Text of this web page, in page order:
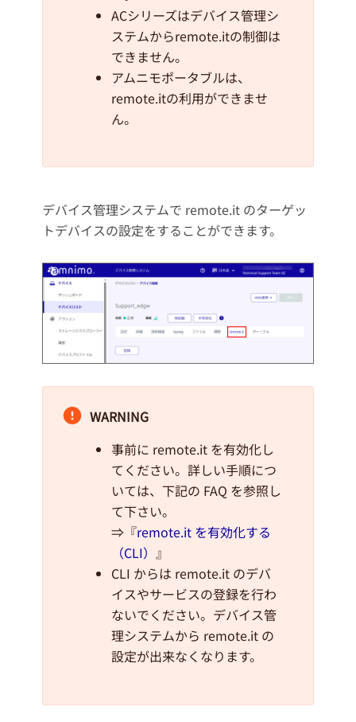
ACシリーズはデバイス管理シ
ステムからremote.itの制御は
できません。
アムニモポータブルは、
remote.itの利用ができませ
ん。
デバイス管理システムで remote.it のターゲッ
トデバイスの設定をすることができます。
WARNING
事前に remote.it を有効化し
てください。詳しい手順につ
いては、下記の FAQ を参照し
て下さい。
⇒『remote.it を有効化する
（CLI） 』
CLI からは remote.it のデバ
イスやサービスの登録を行わ
ないでください。デバイス管
理システムから remote.it の
設定が出来なくなります。